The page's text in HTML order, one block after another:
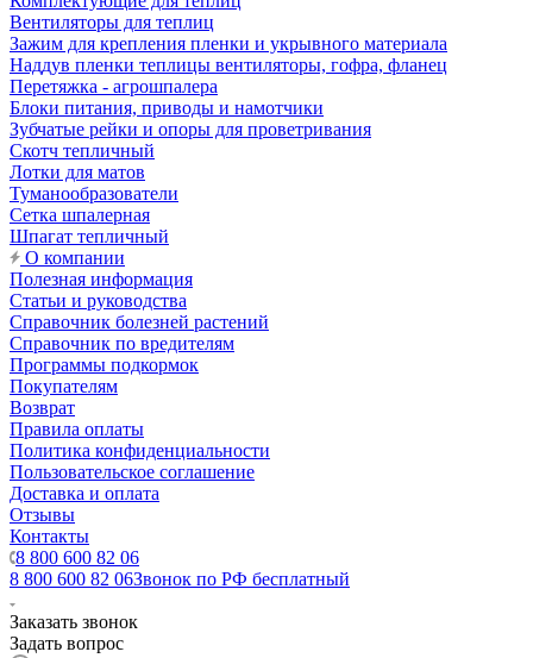
Вентиляторы для теплиц
Зажим для крепления пленки и укрывного материала
Наддув пленки теплицы вентиляторы, гофра, фланец
Перетяжка - агрошпалера
Блоки питания, приводы и намотчики
Зубчатые рейки и опоры для проветривания
Скотч тепличный
Лотки для матов
Туманообразователи
Сетка шпалерная
Шпагат тепличный
О компании
Полезная информация
Статьи и руководства
Справочник болезней растений
Справочник по вредителям
Программы подкормок
Покупателям
Возврат
Правила оплаты
Политика конфиденциальности
Пользовательское соглашение
Доставка и оплата
Отзывы
Контакты
8 800 600 82 06
8 800 600 82 06Звонок по РФ бесплатный
Заказать звонок
Задать вопрос